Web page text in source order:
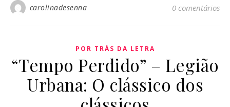
carolinadesenna 0 comentários
POR TRÁS DA LETRA
“Tempo Perdido” – Legião
Urbana: O clássico dos